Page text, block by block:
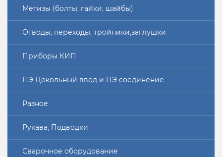
Метизы (болты, гайки, шайбы)
Отводы, переходы, тройники,заглушки
Приборы КИП
ПЭ Цокольный ввод и ПЭ соединение
Разное
Рукава, Подводки
Сварочное оборудование